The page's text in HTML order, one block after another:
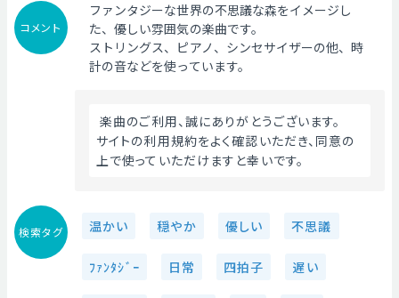
コメント
ファンタジーな世界の不思議な森をイメージし
た、優しい雰囲気の楽曲です。
ストリングス、ピアノ、シンセサイザーの他、時
計の音などを使っています。
楽曲のご利用、誠にありがとうございます。
サイトの利用規約をよく確認いただき、同意の
上で使っていただけますと幸いです。
検索タグ 温かい 穏やか 優しい 不思議
ﾌｧﾝﾀｼﾞｰ 日常 四拍子 遅い